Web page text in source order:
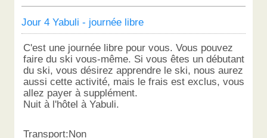
Jour 4 Yabuli - journée libre
C'est une journée libre pour vous. Vous pouvez
faire du ski vous-même. Si vous êtes un débutant
du ski, vous désirez apprendre le ski, nous aurez
aussi cette activité, mais le frais est exclus, vous
allez payer à supplément.
Nuit à l'hôtel à Yabuli.
Transport:Non